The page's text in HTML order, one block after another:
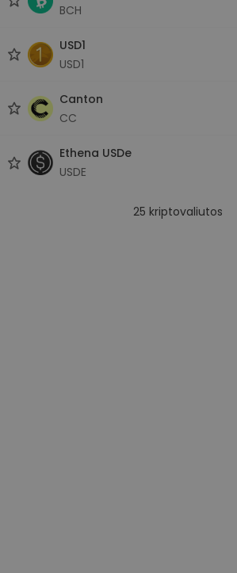
BCH
USD1
USD1
Canton
CC
Ethena USDe
USDE
25 kriptovaliutos